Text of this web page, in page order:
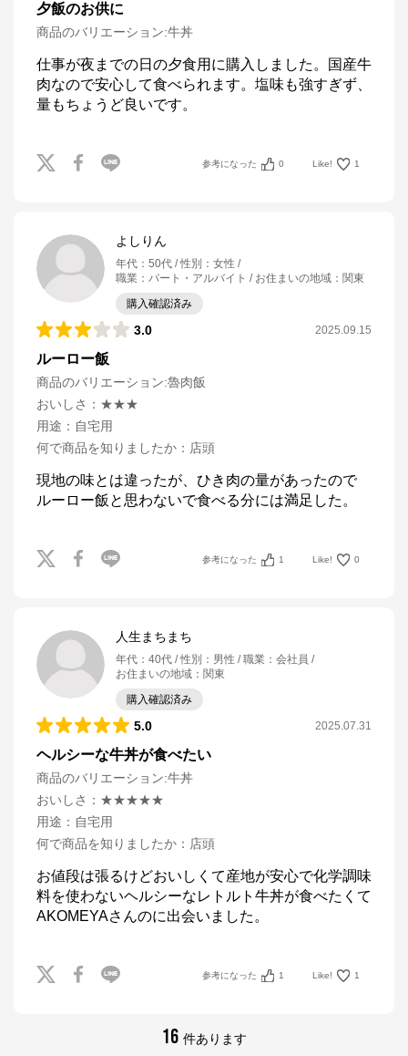
夕飯のお供に
商品のバリエーション:牛丼
仕事が夜までの日の夕食用に購入しました。国産牛
肉なので安心して食べられます。塩味も強すぎず、
量もちょうど良いです。
参考になった 0 Like! 1
よしりん
年代 ： 50代 性別 ： 女性
職業 ： パート・アルバイト お住まいの地域 ： 関東
購入確認済み
3.0 2025.09.15
ルーロー飯
商品のバリエーション:魯肉飯
おいしさ ： ★★★
用途 ： 自宅用
何で商品を知りましたか ： 店頭
現地の味とは違ったが、ひき肉の量があったので
ルーロー飯と思わないで食べる分には満足した。
参考になった 1 Like! 0
人生まちまち
年代 ： 40代 性別 ： 男性 職業 ： 会社員
お住まいの地域 ： 関東
購入確認済み
5.0 2025.07.31
ヘルシーな牛丼が食べたい
商品のバリエーション:牛丼
おいしさ ： ★★★★★
用途 ： 自宅用
何で商品を知りましたか ： 店頭
お値段は張るけどおいしくて産地が安心で化学調味
料を使わないヘルシーなレトルト牛丼が食べたくて
AKOMEYAさんのに出会いました。
参考になった 1 Like! 1
16 件あります